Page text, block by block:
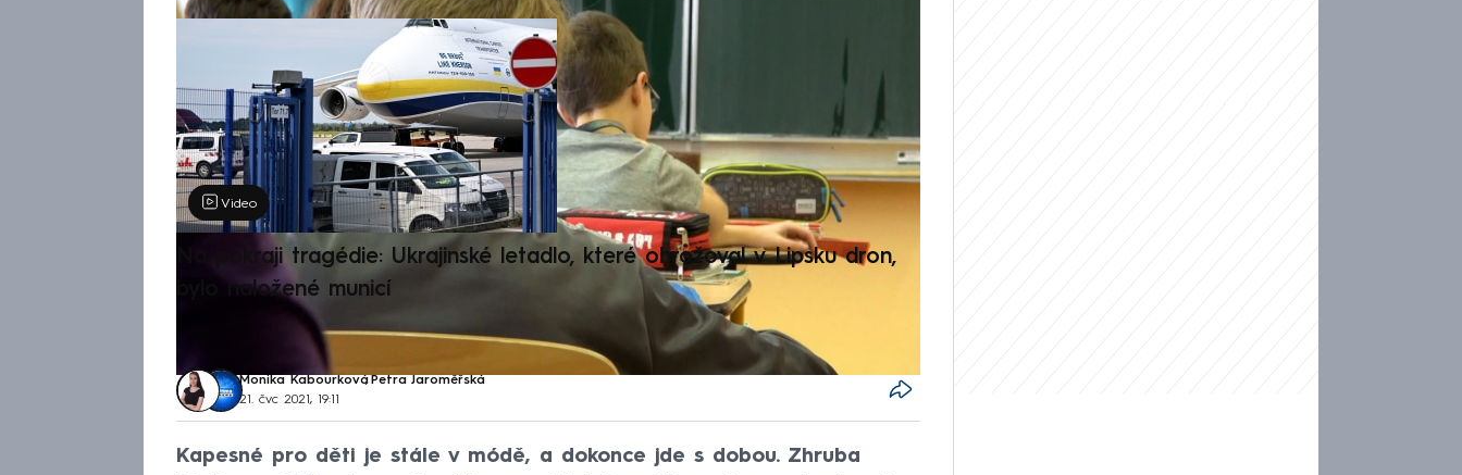
Video
Na pokraji tragédie: Ukrajinské letadlo, které ohrožoval v Lipsku dron,
bylo naložené municí
Monika Kabourková, Petra Jaroměřská
21. čvc 2021, 19:11
Kapesné pro děti je stále v módě, a dokonce jde s dobou. Zhruba